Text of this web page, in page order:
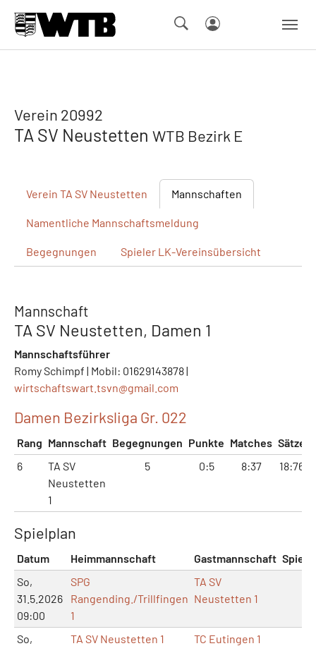
Verein 20992
TA SV Neustetten WTB Bezirk E
Verein TA SV Neustetten Mannschaften
Namentliche Mannschaftsmeldung
Begegnungen Spieler LK-Vereinsübersicht
Mannschaft
TA SV Neustetten, Damen 1
Mannschaftsführer
Romy Schimpf | Mobil: 01629143878 |
wirtschaftswart.tsvn@gmail.com
Damen Bezirksliga Gr. 022
Rang Mannschaft Begegnungen Punkte Matches Sätze
6
TA SV
Neustetten
1
5 0:5 8:37 18:76
Spielplan
Datum Heimmannschaft Gastmannschaft
So,
31.5.2026
09:00
SPG
Rangending./Trillfingen
1
TA SV
Neustetten 1
So,
TA SV Neustetten 1 TC Eutingen 1